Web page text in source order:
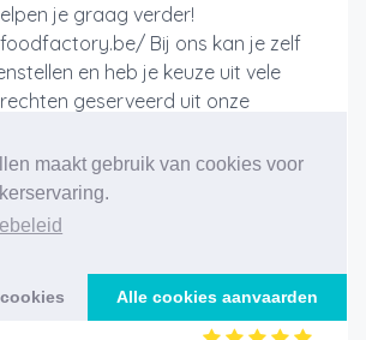
maakt gebruik van cookies voor
Alle cookies aanvaarden
je graag verder!
Bij ons kan je zelf
en heb je keuze uit vele
geserveerd uit onze
Meer info